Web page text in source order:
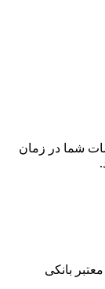
شما در زمان
بانکی